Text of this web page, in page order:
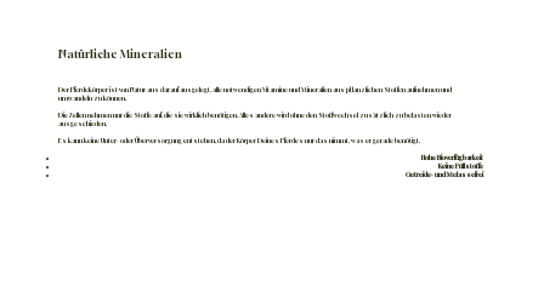
Natürliche Mineralien
Der Pferdekörper ist von Natur aus darauf ausgelegt, alle notwendigen Vitamine und Mineralien aus pflanzlichen Stoffen aufnehmen und
umwandeln zu können.
Die Zellen nehmen nur die Stoffe auf, die sie wirklich benötigen. Alles andere wird ohne den Stoffwechsel zusätzlich zu belasten wieder
ausgeschieden.
Es kann keine Unter- oder Überversorgung entstehen, da der Körper Deines Pferdes nur das nimmt, was er gerade benötigt.
Hohe Bioverfügbarkeit
Keine Füllstoffe
Getreide- und Melassefrei